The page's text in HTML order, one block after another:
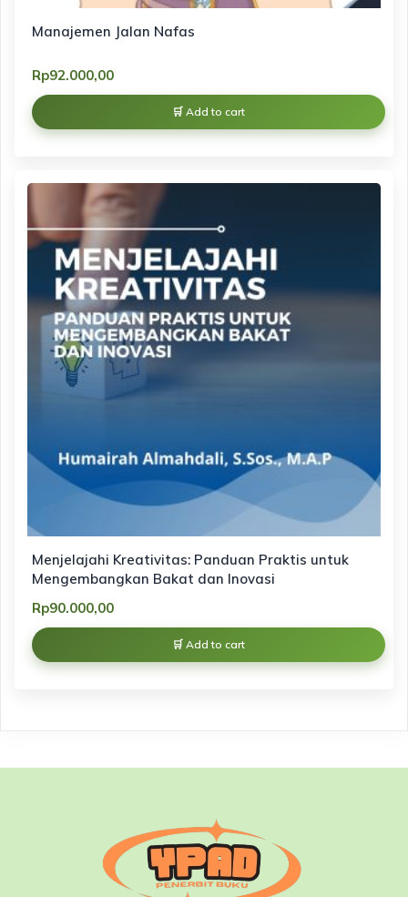
Manajemen Jalan Nafas
Rp92.000,00
Add to cart
Menjelajahi Kreativitas: Panduan Praktis untuk
Mengembangkan Bakat dan Inovasi
Rp90.000,00
Add to cart